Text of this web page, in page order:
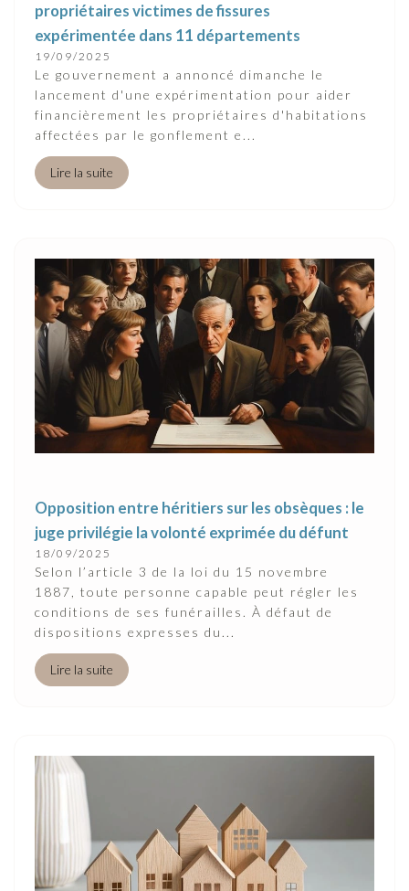
propriétaires victimes de fissures
expérimentée dans 11 départements
19/09/2025
Le gouvernement a annoncé dimanche le
lancement d'une expérimentation pour aider
financièrement les propriétaires d'habitations
affectées par le gonflement e...
Lire la suite
Opposition entre héritiers sur les obsèques : le
juge privilégie la volonté exprimée du défunt
18/09/2025
Selon l’article 3 de la loi du 15 novembre
1887, toute personne capable peut régler les
conditions de ses funérailles. À défaut de
dispositions expresses du...
Lire la suite